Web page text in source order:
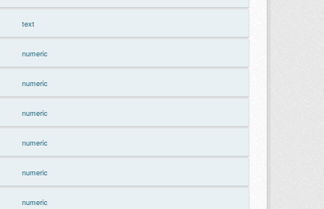
text
numeric
numeric
numeric
numeric
numeric
numeric